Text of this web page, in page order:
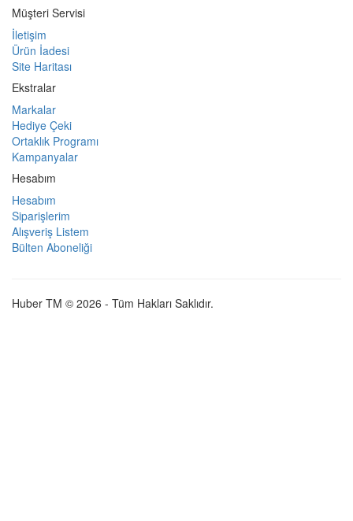
Müşteri Servisi
İletişim
Ürün İadesi
Site Haritası
Ekstralar
Markalar
Hediye Çeki
Ortaklık Programı
Kampanyalar
Hesabım
Hesabım
Siparişlerim
Alışveriş Listem
Bülten Aboneliği
Huber TM © 2026 - Tüm Hakları Saklıdır.